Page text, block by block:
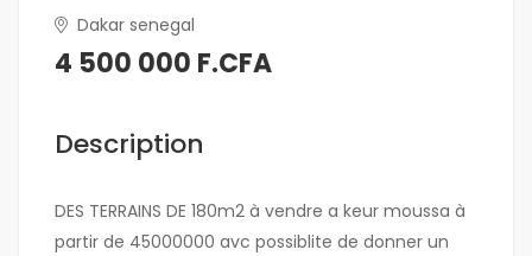
Dakar senegal
4 500 000 F.CFA
Description
DES TERRAINS DE 180m2 à vendre a keur moussa à
partir de 45000000 avc possiblite de donner un